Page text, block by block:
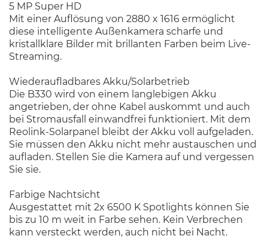
5 MP Super HD
Mit einer Auflösung von 2880 x 1616 ermöglicht
diese intelligente Außenkamera scharfe und
kristallklare Bilder mit brillanten Farben beim Live-
Streaming.
Wiederaufladbares Akku/Solarbetrieb
Die B330 wird von einem langlebigen Akku
angetrieben, der ohne Kabel auskommt und auch
bei Stromausfall einwandfrei funktioniert. Mit dem
Reolink-Solarpanel bleibt der Akku voll aufgeladen.
Sie müssen den Akku nicht mehr austauschen und
aufladen. Stellen Sie die Kamera auf und vergessen
Sie sie.
Farbige Nachtsicht
Ausgestattet mit 2x 6500 K Spotlights können Sie
bis zu 10 m weit in Farbe sehen. Kein Verbrechen
kann versteckt werden, auch nicht bei Nacht.